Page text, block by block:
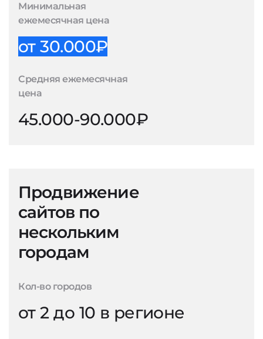
Минимальная
ежемесячная цена
от 30.000₽
Средняя ежемесячная
цена
45.000-90.000₽
Продвижение
сайтов по
нескольким
городам
Кол-во городов
от 2 до 10 в регионе